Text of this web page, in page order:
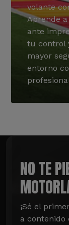
volante
Aprende
ante
tu control
mayor
entorno
NO TE
¡Sé el
a contenido